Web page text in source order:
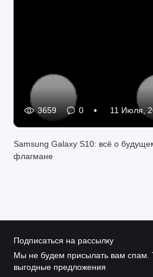
3659 0 11 Июля,
Samsung Galaxy S10: всё о
флагмане
Подписаться на рассылку
Мы не будем присылать вам спам.
выгодные предложения